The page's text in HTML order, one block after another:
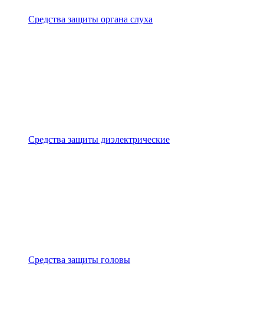
Средства защиты органа слуха
Средства защиты диэлектрические
Средства защиты головы